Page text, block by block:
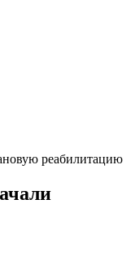
реабилитацию